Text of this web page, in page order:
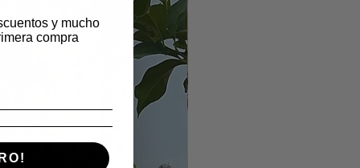
y mucho
compra